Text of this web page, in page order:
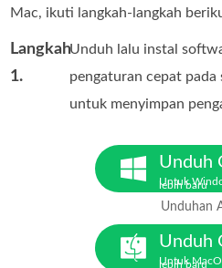
Mac, ikuti langkah-langkah
Langkah
1.
Unduh lalu instal
pengaturan cepat
untuk menyimpan
Unduh
Untuk
lebih baru
Unduhan
Unduh
Untuk
lebih baru